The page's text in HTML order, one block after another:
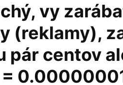
vy
(reklamy),
pár centov